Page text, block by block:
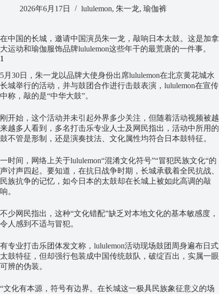
2026年6月17日 lululemon, 朱一龙, 瑜伽裤
在中国的长城，邀请中国演员朱一龙，敲响日本太鼓。这是加拿
大运动和瑜伽服饰品牌lululemon这些年干的最荒唐的一件事。
1
5月30日，朱一龙以品牌大使身份出席lululemon在北京黄花城水
长城举行的活动，并与鼓团合作进行击鼓表演，lululemon在宣传
中称，敲的是“中华大鼓”。
刚开始，这个活动并未引起外界多少关注，但随着活动视频被越
来越多人看到，多名打击乐专业人士及网民指出，活动中所用的
鼓不管是形制，还是演奏技法、文化属性均符合日本鼓特征。
一时间，网络上关于lululemon“混淆文化符号”“冒犯民族文化“的
声讨声四起。要知道，在抗日战争时期，长城承载着全民抗战、
民族抗争的记忆，如今日本的太鼓却在长城上被如此高调的敲
响。
不少网民指出，这种“文化错配”缺乏对本地文化的基本敏感度，
令人感到不适与冒犯。
有专业打击乐团体发文称，lululemon活动现场鼓团周身遍布日式
太鼓特征，但却强行包装成中国传统鼓队，破绽百出，实属一眼
可辨的伪装。
“文化有本源，符号有边界。在长城这一极具民族象征意义的场